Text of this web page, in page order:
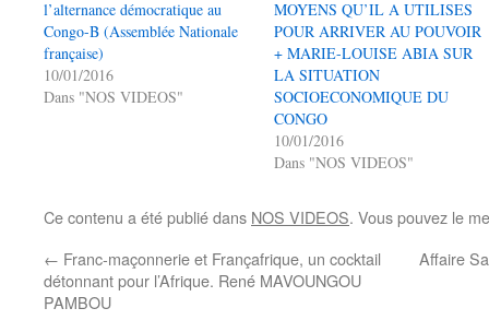
l’alternance démocratique au
Congo-B (Assemblée Nationale
française)
10/01/2016
Dans "NOS VIDEOS"
MOYENS QU’IL A UTILISES
POUR ARRIVER AU POUVOIR
+ MARIE-LOUISE ABIA SUR
LA SITUATION
SOCIOECONOMIQUE DU
CONGO
10/01/2016
Dans "NOS VIDEOS"
Ce contenu a été publié dans NOS VIDEOS. Vous pouvez le
← Franc-maçonnerie et Françafrique, un cocktail
détonnant pour l’Afrique. René MAVOUNGOU
PAMBOU
Affaire